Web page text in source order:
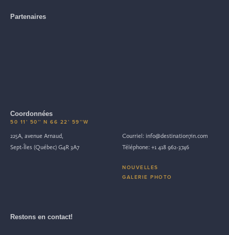
Partenaires
Coordonnées
50 11’ 50’’ N 66 22’ 59’’W
225A, avenue Arnaud,
Sept-Îles (Québec) G4R 3A7
Courriel: info@destination7in.com
Téléphone: +1 418 962-3746
NOUVELLES
GALERIE PHOTO
Restons en contact!